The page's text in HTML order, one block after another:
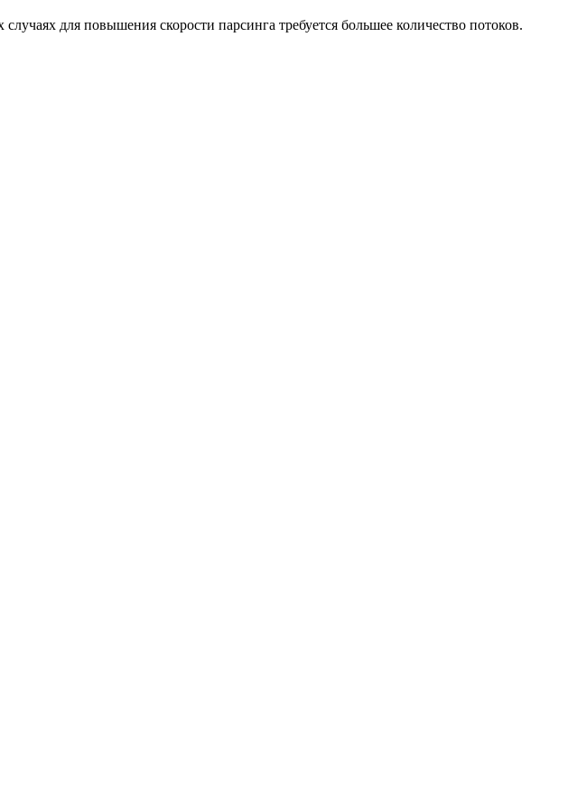
для повышения скорости парсинга требуется большее количество потоков.